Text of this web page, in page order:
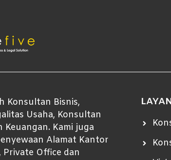
Konsultan Bisnis,
Usaha, Konsultan
Keuangan. Kami juga
Alamat Kantor
Office dan